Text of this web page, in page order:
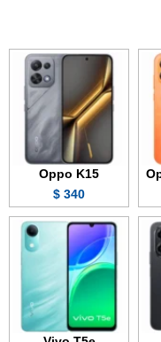
Oppo K15
340 $